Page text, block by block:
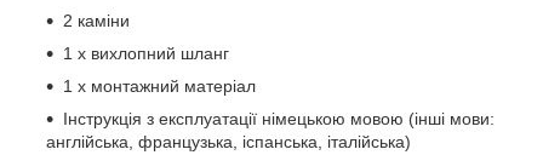
2 каміни
1 х вихлопний шланг
1 х монтажний матеріал
Інструкція з експлуатації німецькою мовою (інші мови:
англійська, французька, іспанська, італійська)